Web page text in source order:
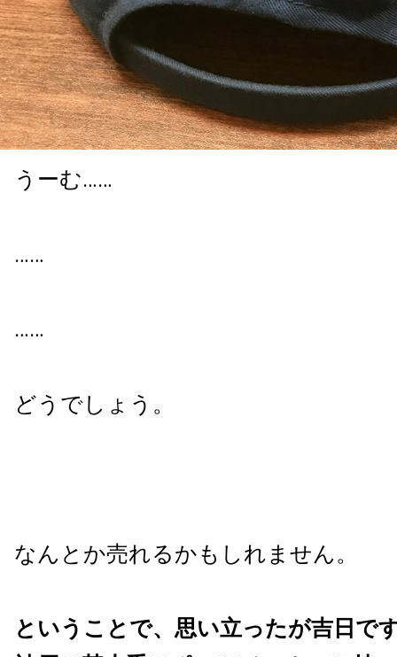
うーむ……
……
……
どうでしょう。
なんとか売れるかもしれません。
ということで、思い立ったが吉日で